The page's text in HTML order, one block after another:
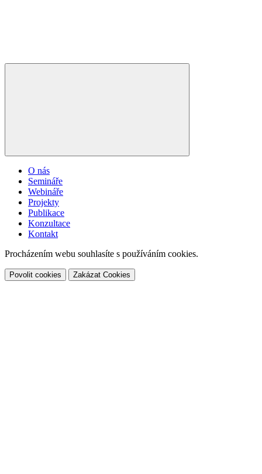
O nás
Semináře
Webináře
Projekty
Publikace
Konzultace
Kontakt
Procházením webu souhlasíte s používáním cookies.
Povolit cookies Zakázat Cookies